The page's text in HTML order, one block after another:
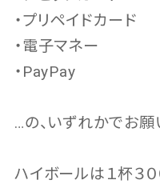
・プリペイドカード
・電子マネー
・PayPay
…の、いずれかでお願
ハイボールは１杯３